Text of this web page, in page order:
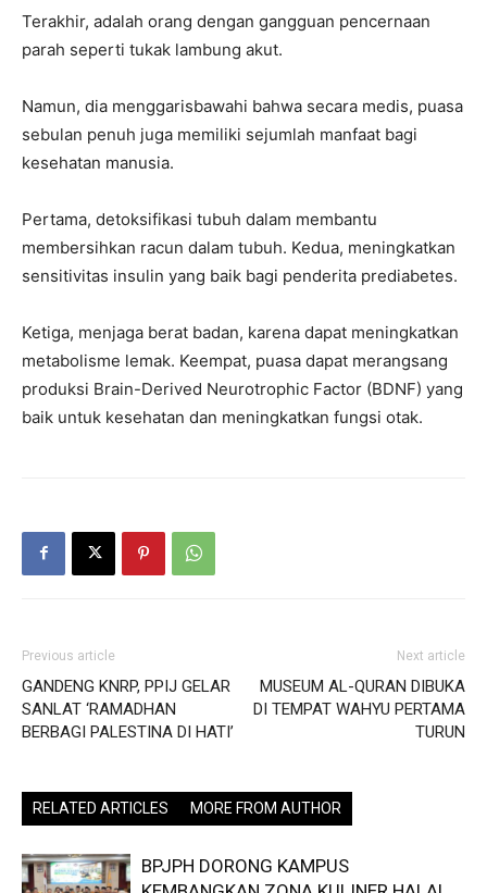
Terakhir, adalah orang dengan gangguan pencernaan
parah seperti tukak lambung akut.
Namun, dia menggarisbawahi bahwa secara medis, puasa
sebulan penuh juga memiliki sejumlah manfaat bagi
kesehatan manusia.
Pertama, detoksifikasi tubuh dalam membantu
membersihkan racun dalam tubuh. Kedua, meningkatkan
sensitivitas insulin yang baik bagi penderita prediabetes.
Ketiga, menjaga berat badan, karena dapat meningkatkan
metabolisme lemak. Keempat, puasa dapat merangsang
produksi Brain-Derived Neurotrophic Factor (BDNF) yang
baik untuk kesehatan dan meningkatkan fungsi otak.
Previous article
GANDENG KNRP, PPIJ GELAR
SANLAT ‘RAMADHAN
BERBAGI PALESTINA DI HATI’
Next article
MUSEUM AL-QURAN DIBUKA
DI TEMPAT WAHYU PERTAMA
TURUN
RELATED ARTICLES MORE FROM AUTHOR
BPJPH DORONG KAMPUS